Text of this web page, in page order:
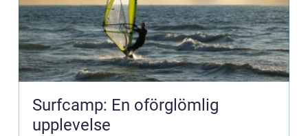
Surfcamp: En oförglömlig
upplevelse